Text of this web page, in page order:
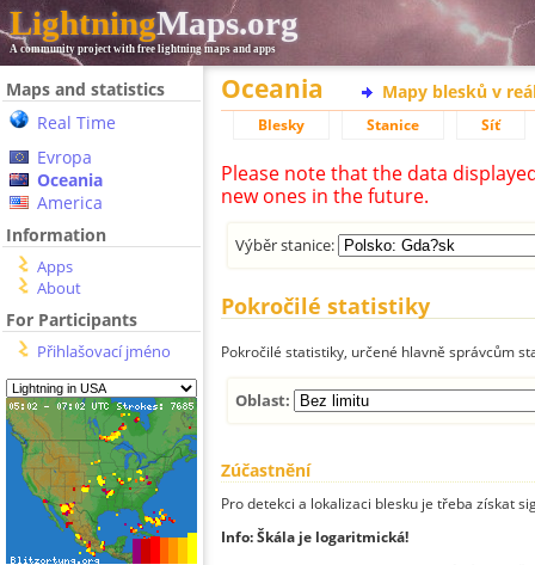
LightningMaps.org
A community project with free lightning maps and apps
Maps and statistics
Real Time
Evropa
Oceania
America
Information
Apps
About
For Participants
Přihlašovací jméno
Oceania Mapy blesků v
Blesky Stanice Síť
Please note that the data
new ones in the future.
Výběr stanice:
Pokročilé statistiky
Pokročilé statistiky, určené hlavně správcům
Oblast:
Zúčastnění
Pro detekci a lokalizaci blesku je třeba získat
Info: Škála je logaritmická!